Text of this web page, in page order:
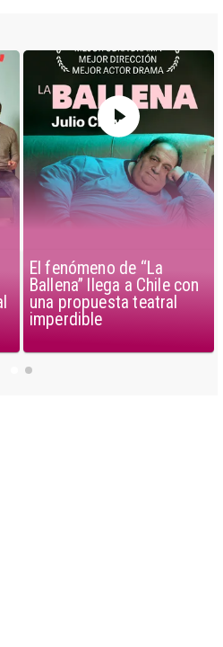
El fenómeno de “La
Ballena” llega a Chile con
una propuesta teatral
imperdible